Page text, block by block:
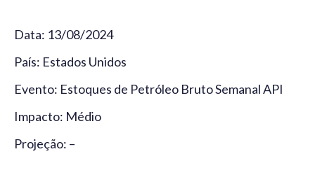
Data: 13/08/2024
País: Estados Unidos
Evento: Estoques de Petróleo Bruto Semanal API
Impacto: Médio
Projeção: –